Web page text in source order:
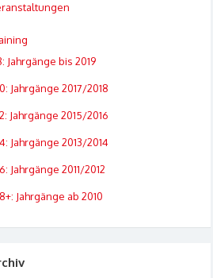
Jahrgänge bis 2019
Jahrgänge 2017/2018
Jahrgänge 2015/2016
Jahrgänge 2013/2014
Jahrgänge 2011/2012
Jahrgänge ab 2010